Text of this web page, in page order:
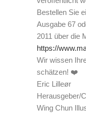
Bestellen Sie
Ausgabe 67
2011 über die
https://
Wir wissen
schätzen! ❤️
Eric Lilleør
Herausgeber/
Wing Chun